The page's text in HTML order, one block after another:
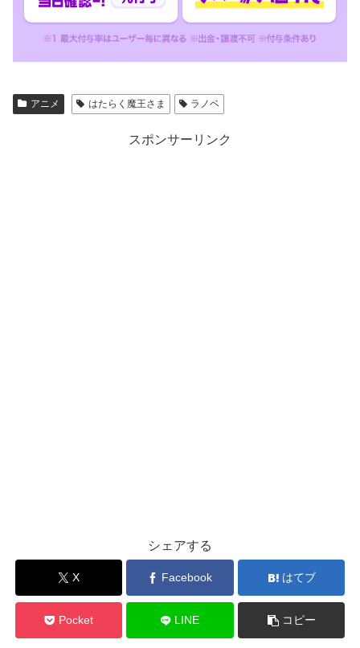
アニメ はたらく魔王さま ラノベ
スポンサーリンク
シェアする
X Facebook はてブ
Pocket LINE コピー